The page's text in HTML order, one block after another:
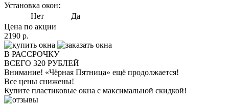
Установка окон:
Нет
Да
Цена по акции
2190 р.
В РАССРОЧКУ
ВСЕГО 320 РУБЛЕЙ
Внимание! «Чёрная Пятница» ещё продолжается!
Все цены снижены!
Купите пластиковые окна с максимальной скидкой!